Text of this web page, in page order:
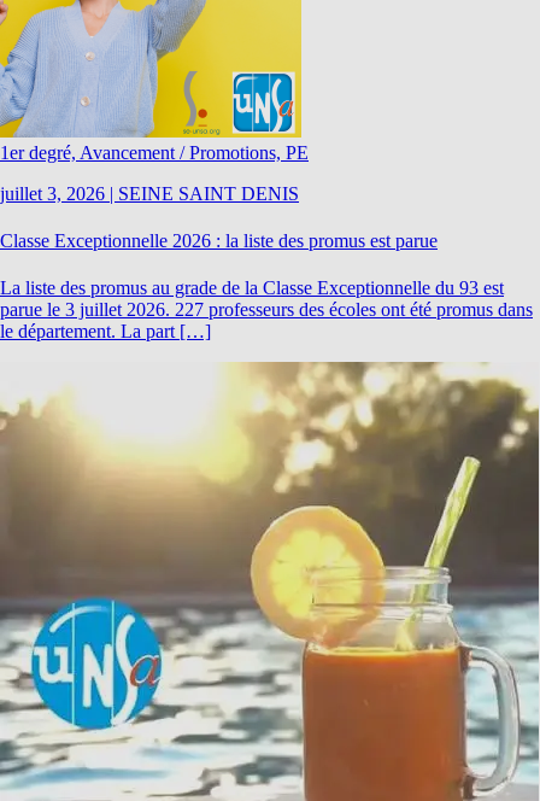
1er degré, Avancement / Promotions, PE
juillet 3, 2026 | SEINE SAINT DENIS
Classe Exceptionnelle 2026 : la liste des promus est parue
La liste des promus au grade de la Classe Exceptionnelle du 93 est
parue le 3 juillet 2026. 227 professeurs des écoles ont été promus dans
le département. La part […]